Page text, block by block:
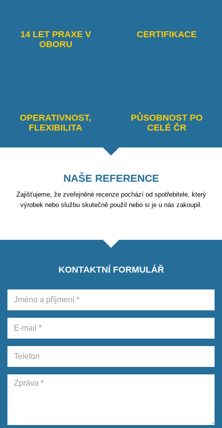
14 LET PRAXE V
OBORU
CERTIFIKACE
OPERATIVNOST,
FLEXIBILITA
PŮSOBNOST PO
CELÉ ČR
NAŠE REFERENCE
Zajišťujeme, že zveřejněné recenze pochází od spotřebitele, který
výrobek nebo službu skutečně použil nebo si je u nás zakoupil.
KONTAKTNÍ FORMULÁŘ